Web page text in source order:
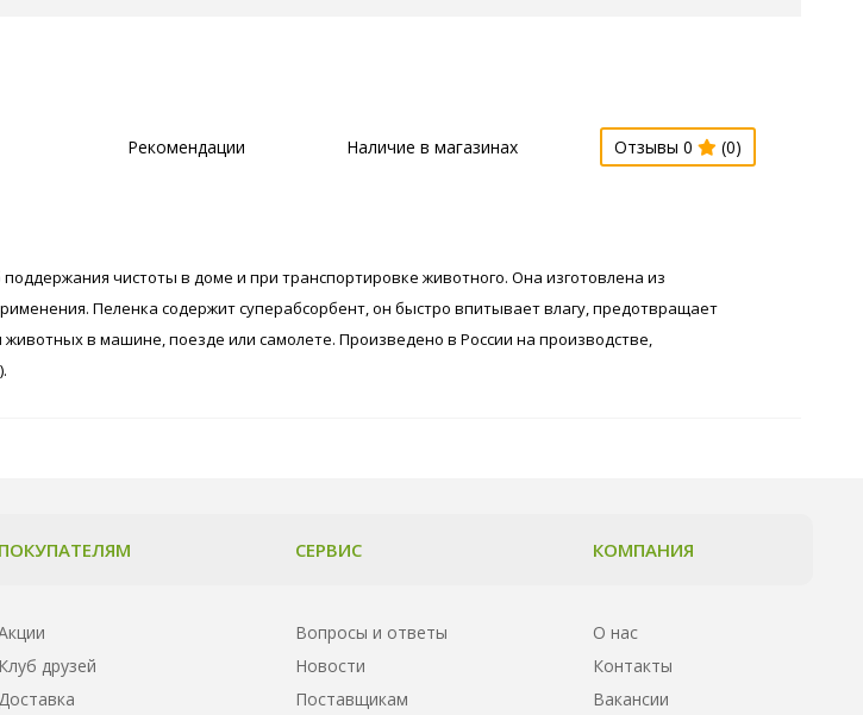
Рекомендации Наличие в магазинах Отзывы 0 (0)
чистоты в доме и при транспортировке животного. Она изготовлена из
Пеленка содержит суперабсорбент, он быстро впитывает влагу, предотвращает
в машине, поезде или самолете. Произведено в России на производстве,
ПОКУПАТЕЛЯМ
Клуб друзей
Доставка
СЕРВИС
Вопросы и ответы
Новости
Поставщикам
КОМПАНИЯ
О нас
Контакты
Вакансии